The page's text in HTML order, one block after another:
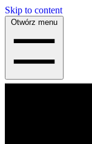
Skip to content
Otwórz menu